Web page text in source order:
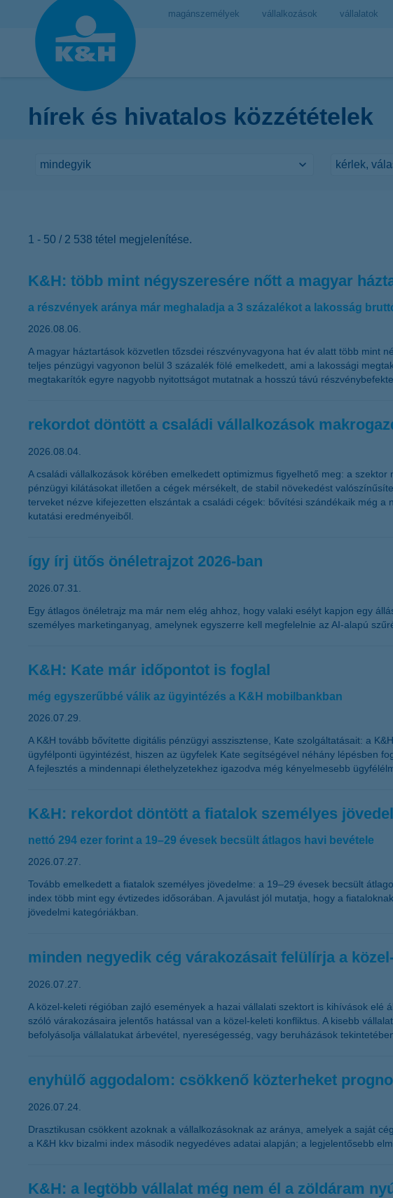
magánszemélyek vállalkozások vállalatok
hírek és hivatalos közzétételek
1 - 50 / 2 538 tétel megjelenítése.
K&H: több mint négyszeresére nőtt a magyar
a részvények aránya már meghaladja a 3 százalékot a lakosság
2026.08.06.
A magyar háztartások közvetlen tőzsdei részvényvagyona hat év alatt több mint
teljes pénzügyi vagyonon belül 3 százalék fölé emelkedett, ami a lakossági
megtakarítók egyre nagyobb nyitottságot mutatnak a hosszú távú
rekordot döntött a családi vállalkozások
2026.08.04.
A családi vállalkozások körében emelkedett optimizmus figyelhető meg: a
pénzügyi kilátásokat illetően a cégek mérsékelt, de stabil növekedést
terveket nézve kifejezetten elszántak a családi cégek: bővítési szándékaik még
kutatási eredményeiből.
így írj ütős önéletrajzot 2026-ban
2026.07.31.
Egy átlagos önéletrajz ma már nem elég ahhoz, hogy valaki esélyt kapjon egy
személyes marketinganyag, amelynek egyszerre kell megfelelnie az AI-alapú
K&H: Kate már időpontot is foglal
még egyszerűbbé válik az ügyintézés a K&H mobilbankban
2026.07.29.
A K&H tovább bővítette digitális pénzügyi asszisztense, Kate szolgáltatásait: a
ügyfélponti ügyintézést, hiszen az ügyfelek Kate segítségével néhány lépésben
A fejlesztés a mindennapi élethelyzetekhez igazodva még kényelmesebb
K&H: rekordot döntött a fiatalok személyes
nettó 294 ezer forint a 19–29 évesek becsült átlagos havi bevétele
2026.07.27.
Tovább emelkedett a fiatalok személyes jövedelme: a 19–29 évesek becsült
index több mint egy évtizedes idősorában. A javulást jól mutatja, hogy a
jövedelmi kategóriákban.
minden negyedik cég várakozásait felülírja a
2026.07.27.
A közel-keleti régióban zajló események a hazai vállalati szektort is kihívások
szóló várakozásaira jelentős hatással van a közel-keleti konfliktus. A kisebb
befolyásolja vállalatukat árbevétel, nyereségesség, vagy beruházások
enyhülő aggodalom: csökkenő közterheket
2026.07.24.
Drasztikusan csökkent azoknak a vállalkozásoknak az aránya, amelyek a saját
a K&H kkv bizalmi index második negyedéves adatai alapján; a legjelentősebb
K&H: a legtöbb vállalat még nem él a zöldáram